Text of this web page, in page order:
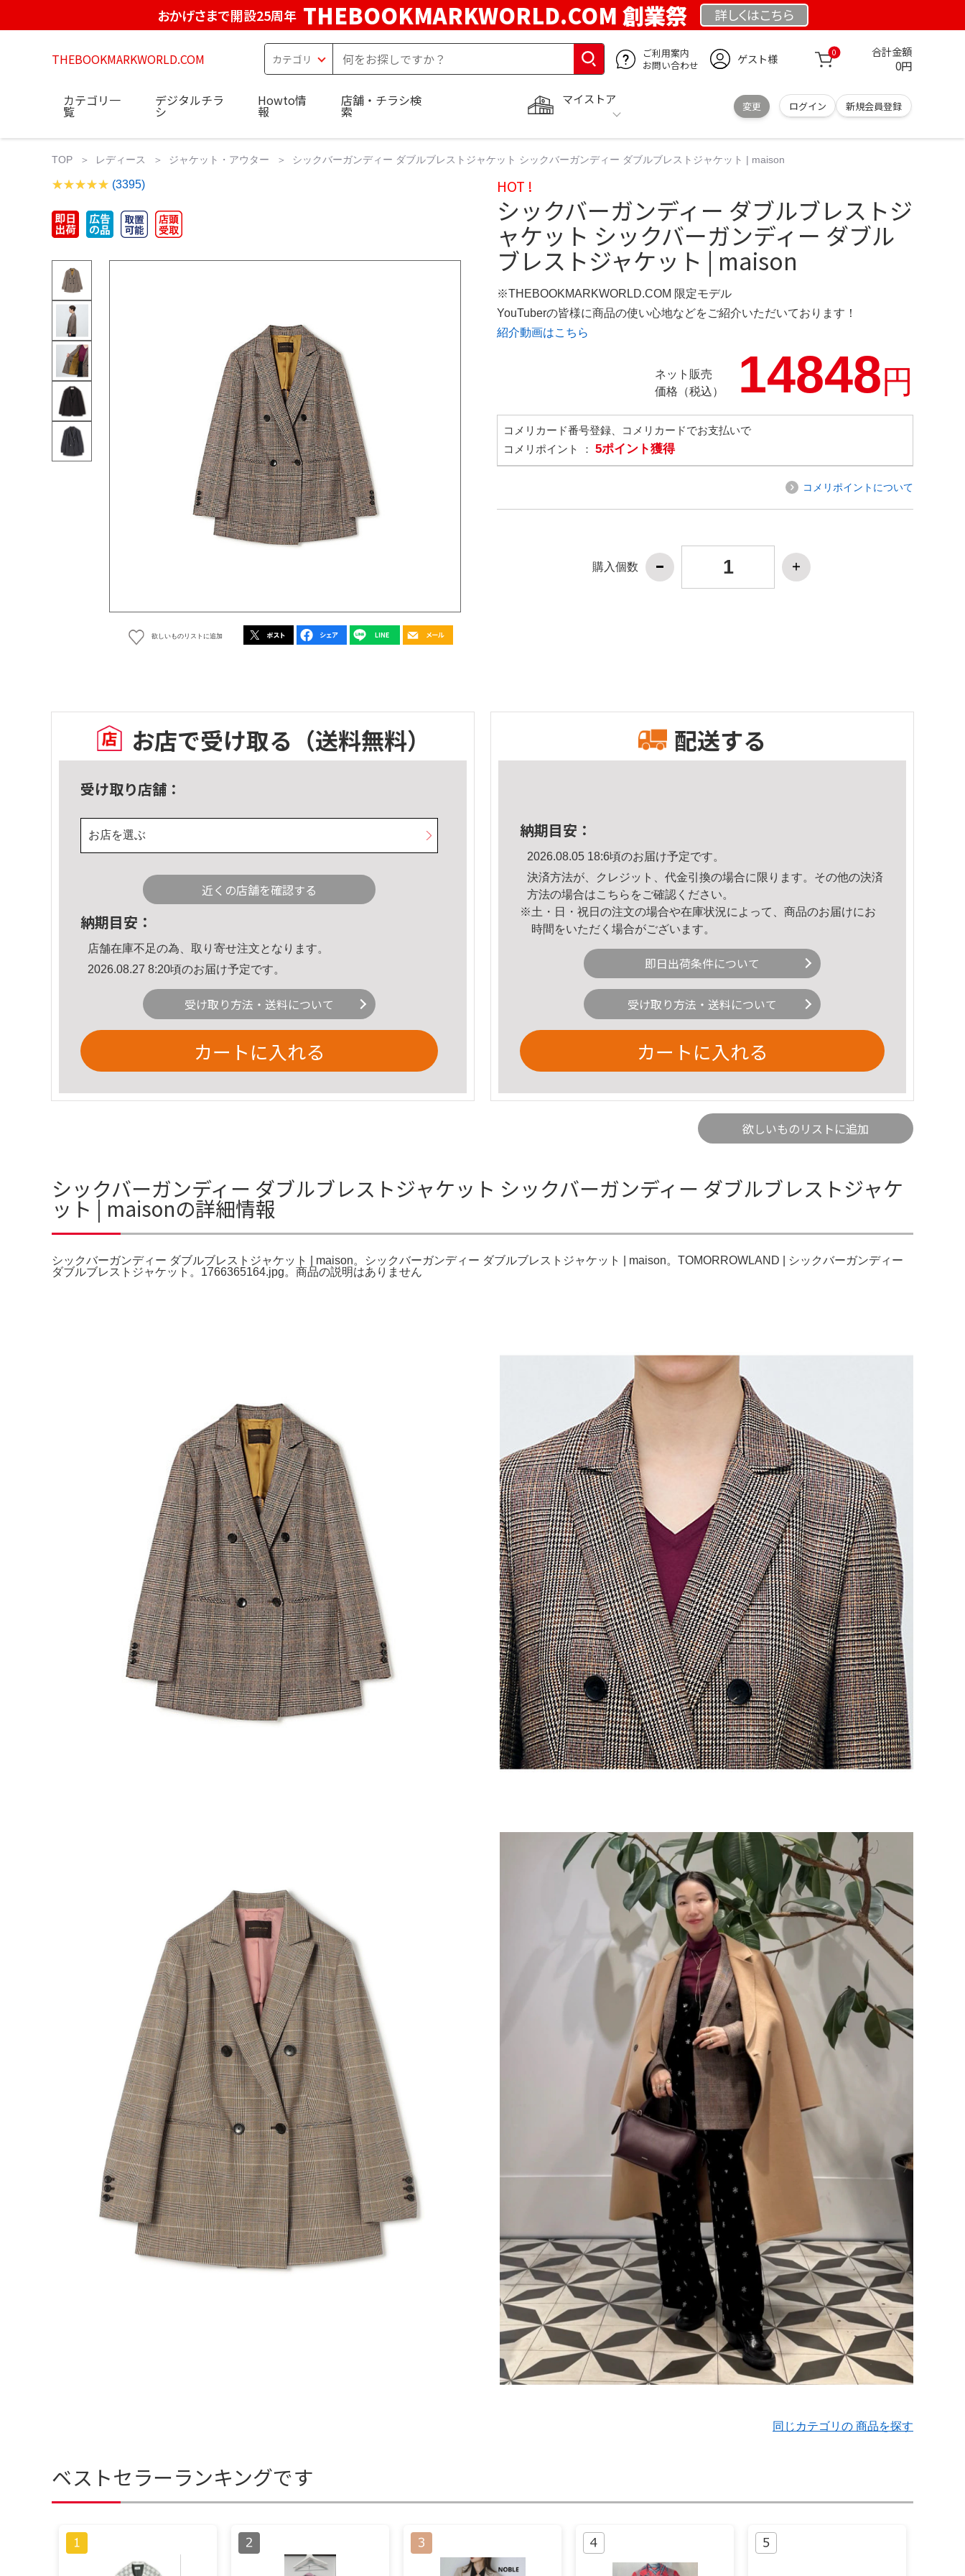
おかげさまで開設25周年 THEBOOKMARKWORLD.COM 創業祭 詳しくはこちら
THEBOOKMARKWORLD.COM
ご利用案内
お問い合わせ
ゲスト様 0 合計金額
0円
マイストア
変更 ログイン 新規会員登録
カテゴリ一
覧
デジタルチラ
シ
Howto情
報
店舗・チラシ検
索
TOP レディース ジャケット・アウター シックバーガンディー ダブルブレストジャケット シックバーガンディー ダブルブレストジャケット | maison
(3395)
欲しいものリストに追加
HOT !
シックバーガンディー ダブルブレストジ
ャケット シックバーガンディー ダブル
ブレストジャケット | maison
※THEBOOKMARKWORLD.COM 限定モデル
YouTuberの皆様に商品の使い心地などをご紹介いただいております！
紹介動画はこちら
ネット販売
価格（税込）
14848円
コメリカード番号登録、コメリカードでお支払いで
コメリポイント ： 5ポイント獲得
コメリポイントについて
購入個数
お店で受け取る （送料無料）
受け取り店舗：
お店を選ぶ
近くの店舗を確認する
納期目安：
店舗在庫不足の為、取り寄せ注文となります。
2026.08.27 8:20頃のお届け予定です。
受け取り方法・送料について
カートに入れる
配送する
納期目安：
2026.08.05 18:6頃のお届け予定です。
決済方法が、クレジット、代金引換の場合に限ります。その他の決済
方法の場合はこちら をご確認ください。
※土・日・祝日の注文の場合や在庫状況によって、商品のお届けにお
時間をいただく場合がございます。
即日出荷条件について
受け取り方法・送料について
カートに入れる
欲しいものリストに追加
シックバーガンディー ダブルブレストジャケット シックバーガンディー ダブルブレストジャケ
ット | maisonの詳細情報
シックバーガンディー ダブルブレストジャケット | maison。シックバーガンディー ダブルブレストジャケット | maison。TOMORROWLAND | シックバーガンディー
ダブルブレストジャケット。1766365164.jpg。商品の説明はありません
同じカテゴリの 商品を探す
ベストセラーランキングです